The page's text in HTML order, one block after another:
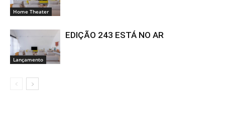
Home Theater
Lançamento
EDIÇÃO 243 ESTÁ NO AR